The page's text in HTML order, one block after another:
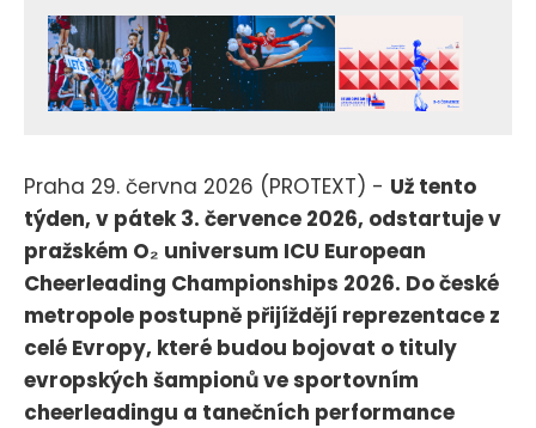
Praha 29. června 2026 (PROTEXT) - Už tento
týden, v pátek 3. července 2026, odstartuje v
pražském O₂ universum ICU European
Cheerleading Championships 2026. Do české
metropole postupně přijíždějí reprezentace z
celé Evropy, které budou bojovat o tituly
evropských šampionů ve sportovním
cheerleadingu a tanečních performance